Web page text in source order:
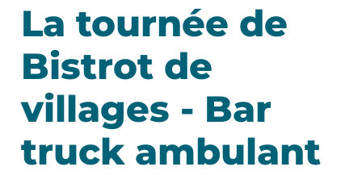
La tournée de
Bistrot de
villages - Bar
truck ambulant